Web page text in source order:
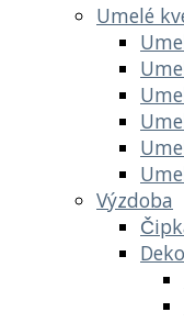
Umelé
Výzdoba